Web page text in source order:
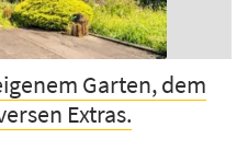
Garten, dem
Extras.